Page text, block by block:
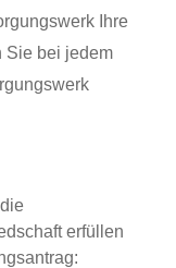
Ihre
Sie bei jedem
erfüllen